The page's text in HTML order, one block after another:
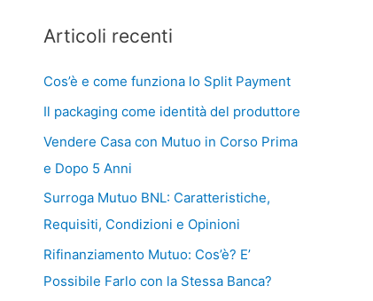
Articoli recenti
Cos’è e come funziona lo Split Payment
Il packaging come identità del produttore
Vendere Casa con Mutuo in Corso Prima
e Dopo 5 Anni
Surroga Mutuo BNL: Caratteristiche,
Requisiti, Condizioni e Opinioni
Rifinanziamento Mutuo: Cos’è? E’
Possibile Farlo con la Stessa Banca?